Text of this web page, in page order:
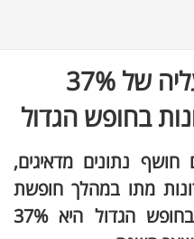
ארגון בטרם מזהיר: עליה של 37%
בחופש הגדול
חושף נתונים מדאיגים,
מתו במהלך חופשת
הקיץ 150 ילדים. העלייה בחופש הגדול היא 37%